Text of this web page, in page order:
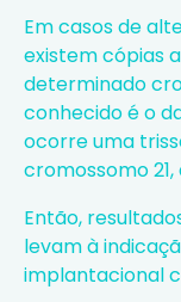
Em casos de
existem cópias
determinado
conhecido é o
ocorre uma
cromossomo
Então,
levam à
implantacional